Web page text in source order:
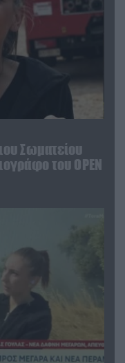
Σωματείου
του OPEN